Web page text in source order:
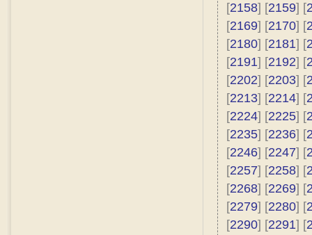
[2158] [2159] [
[2169] [2170] [
[2180] [2181] [
[2191] [2192] [
[2202] [2203] [
[2213] [2214] [
[2224] [2225] [
[2235] [2236] [
[2246] [2247] [
[2257] [2258] [
[2268] [2269] [
[2279] [2280] [
[2290] [2291] [